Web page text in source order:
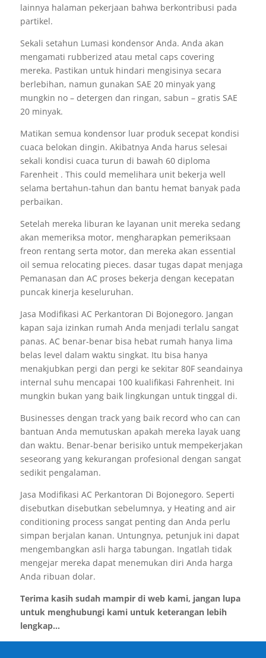
lainnya halaman pekerjaan bahwa berkontribusi pada
partikel.
Sekali setahun Lumasi kondensor Anda. Anda akan
mengamati rubberized atau metal caps covering
mereka. Pastikan untuk hindari mengisinya secara
berlebihan, namun gunakan SAE 20 minyak yang
mungkin no – detergen dan ringan, sabun – gratis SAE
20 minyak.
Matikan semua kondensor luar produk secepat kondisi
cuaca belokan dingin. Akibatnya Anda harus selesai
sekali kondisi cuaca turun di bawah 60 diploma
Farenheit . This could memelihara unit bekerja well
selama bertahun-tahun dan bantu hemat banyak pada
perbaikan.
Setelah mereka liburan ke layanan unit mereka sedang
akan memeriksa motor, mengharapkan pemeriksaan
freon rentang serta motor, dan mereka akan essential
oil semua relocating pieces. dasar tugas dapat menjaga
Pemanasan dan AC proses bekerja dengan kecepatan
puncak kinerja keseluruhan.
Jasa Modifikasi AC Perkantoran Di Bojonegoro. Jangan
kapan saja izinkan rumah Anda menjadi terlalu sangat
panas. AC benar-benar bisa hebat rumah hanya lima
belas level dalam waktu singkat. Itu bisa hanya
menakjubkan pergi dan pergi ke sekitar 80F seandainya
internal suhu mencapai 100 kualifikasi Fahrenheit. Ini
mungkin bukan yang baik lingkungan untuk tinggal di.
Businesses dengan track yang baik record who can can
bantuan Anda memutuskan apakah mereka layak uang
dan waktu. Benar-benar berisiko untuk mempekerjakan
seseorang yang kekurangan profesional dengan sangat
sedikit pengalaman.
Jasa Modifikasi AC Perkantoran Di Bojonegoro. Seperti
disebutkan disebutkan sebelumnya, y Heating and air
conditioning process sangat penting dan Anda perlu
simpan berjalan kanan. Untungnya, petunjuk ini dapat
mengembangkan asli harga tabungan. Ingatlah tidak
mengejar mereka dapat menemukan diri Anda harga
Anda ribuan dolar.
Terima kasih sudah mampir di web kami, jangan lupa
untuk menghubungi kami untuk keterangan lebih
lengkap...